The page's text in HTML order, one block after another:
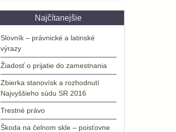
Najčítanejšie
Slovník – právnické a latinské
výrazy
Žiadosť o prijatie do zamestnania
Zbierka stanovísk a rozhodnutí
Najvyššieho súdu SR 2016
Trestné právo
Škoda na čelnom skle – poisťovne